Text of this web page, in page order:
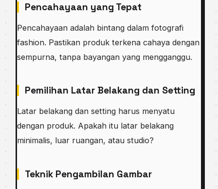
Pencahayaan yang Tepat
Pencahayaan adalah bintang dalam fotografi
fashion. Pastikan produk terkena cahaya dengan
sempurna, tanpa bayangan yang mengganggu.
Pemilihan Latar Belakang dan Setting
Latar belakang dan setting harus menyatu
dengan produk. Apakah itu latar belakang
minimalis, luar ruangan, atau studio?
Teknik Pengambilan Gambar